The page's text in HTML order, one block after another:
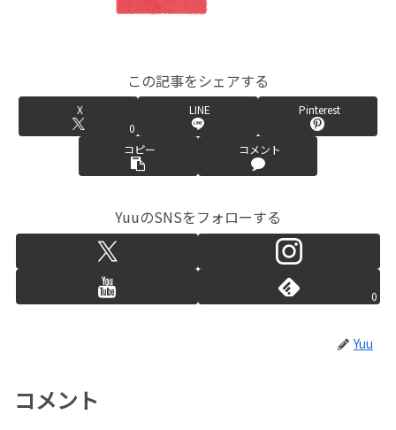
この記事をシェアする
X
0
LINE Pinterest
コピー コメント
YuuのSNSをフォローする
0
Yuu
コメント